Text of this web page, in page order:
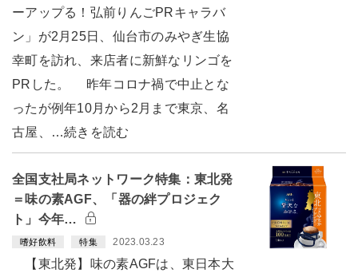
ーアップる！弘前りんごPRキャラバ
ン」が2月25日、仙台市のみやぎ生協
幸町を訪れ、来店者に新鮮なリンゴを
PRした。 昨年コロナ禍で中止とな
ったが例年10月から2月まで東京、名
古屋、…続きを読む
全国支社局ネットワーク特集：東北発
＝味の素AGF、「器の絆プロジェク
ト」今年…
嗜好飲料 特集 2023.03.23
【東北発】味の素AGFは、東日本大